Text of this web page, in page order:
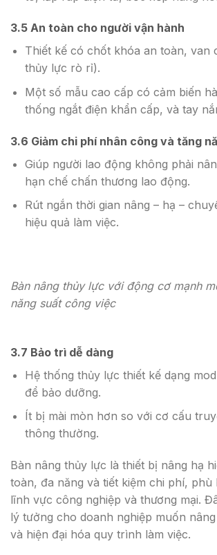
3.5 An toàn cho người vận hành
Thiết kế có chốt khóa an toàn, van
thủy lực rò rỉ).
Một số mẫu cao cấp có cảm biến
thống ngắt điện khẩn cấp, và tay
3.6 Giảm chi phí nhân công và tăng
Giúp người lao động không phải
hạn chế chấn thương lao động.
Rút ngắn thời gian nâng – hạ –
hiệu quả làm việc.
Bàn nâng thủy lực với động cơ mạnh
năng suất công việc
3.7 Bảo trì dễ dàng
Hệ thống thủy lực thiết kế dạng
để bảo dưỡng.
Ít bị mài mòn hơn so với cơ cấu
thông thường.
Bàn nâng thủy lực là thiết bị nâng hạ
toàn, đa năng và tiết kiệm chi phí, phù
lĩnh vực công nghiệp và thương mại.
lý tưởng cho doanh nghiệp muốn
và hiện đại hóa quy trình làm việc.